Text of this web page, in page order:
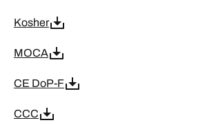
Kosher
MOCA
CE DoP-F
CCC